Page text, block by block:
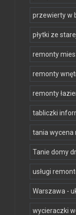
przewierty w
płytki ze
remonty
remonty
remonty
tabliczki
tania wycena
Tanie domy
usługi
Warszawa -
wycieraczki